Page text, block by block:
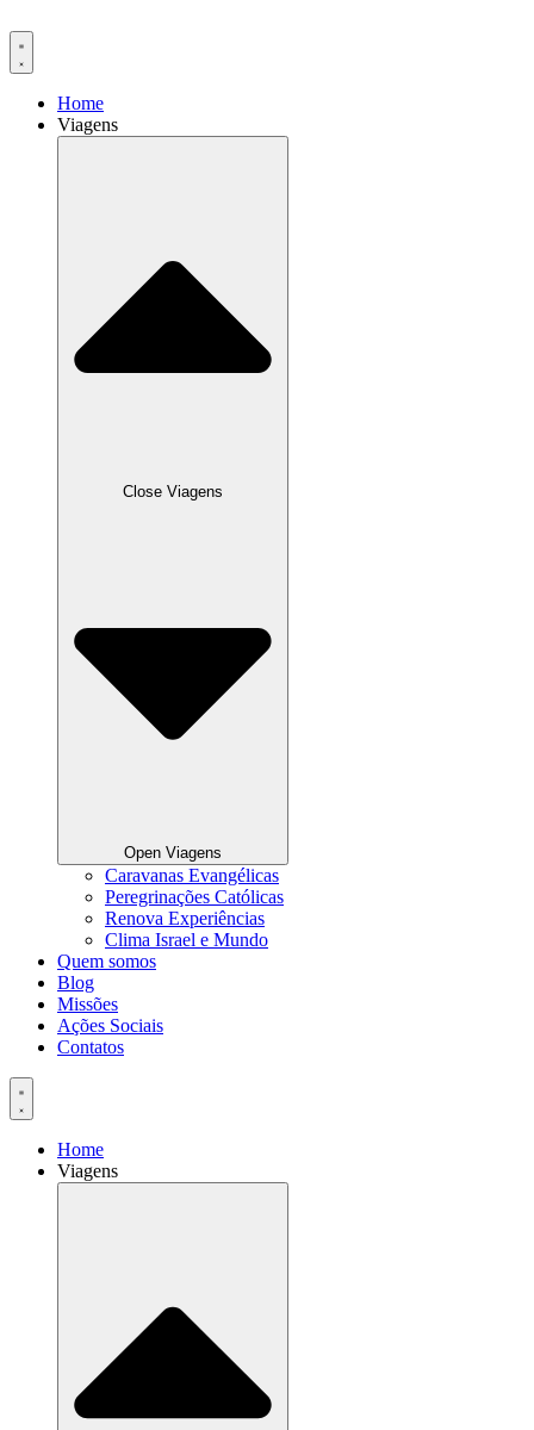
para
Home
Viagens
Close Viagens
Open Viagens
Caravanas Evangélicas
Peregrinações Católicas
Renova Experiências
Clima Israel e Mundo
Quem somos
Blog
Missões
Ações Sociais
Contatos
Home
Viagens